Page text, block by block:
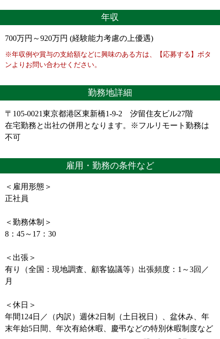
年収
700万円～920万円 (経験能力考慮の上優遇)
※年収例や賞与の支給額などに興味のある方は、【応募する】ボタ
ンよりお問い合わせください。
勤務地詳細
〒105-0021東京都港区東新橋1-9-2 汐留住友ビル27階
在宅勤務と出社の併用となります。※フルリモート勤務は
不可
雇用・勤務の条件など
＜雇用形態＞
正社員
＜勤務体制＞
8：45～17：30
＜出張＞
有り（全国：現地調査、顧客協議等）出張頻度：1～3回／
月
＜休日＞
年間124日／（内訳）週休2日制（土日祝日）、盆休み、年
末年始5日間、年次有給休暇、慶弔などの特別休暇制度など